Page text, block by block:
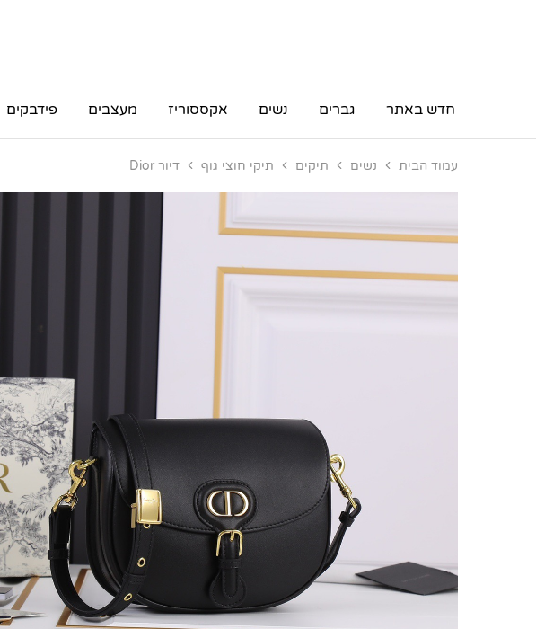
חדש באתר גברים נשים אקססוריז מעצבים פידבקים
עמוד הבית נשים תיקים תיקי חוצי גוף דיור Dior